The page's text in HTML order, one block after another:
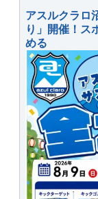
アスルクラロ
り」開催！ス
める